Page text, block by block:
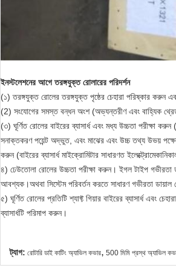
ইনস্টলেশনের আগে তরঙ্গযুক্ত রোলারের পরিদর্শন
(১) তরঙ্গযুক্ত রোলের তরঙ্গযুক্ত পৃষ্ঠের চেহারা পরিষ্কার করুন
(2) সংযোগের সমস্ত বন্ধন অংশ (অভ্যন্তরীণ এবং বাহ্যিক
(৩) ঘূর্ণিত রোলের বাইরের ব্যাসার্ধ এবং মধ্য উচ্চতা পরীক্ষা
সনাক্তকরণ পয়েন্ট অদ্ভুত, এবং মাঝের এবং উচ্চ তথ্য উভয় পক্ষের
করুন (বাইরের ব্যাসার্ধ মাইক্রোমিটার সাধারণত
৪) ঢেউতোলা রোলের উচ্চতা পরীক্ষা করুন। ইগল টাইপ গভীরতা
আবশ্যক।অথবা সিস্টেম পরিবর্তন করতে সাধারণ গভীরতা ডায়াল
৫) ঘূর্ণিত রোলের প্রতিটি শ্যাফ্ট গিয়ার বাইরের ব্যাসার্ধ এবং
ব্যাসার্ধটি পরিমাপ করুন।
ট্যাগ: রোটারি ডাই কাটিং অ্যাভিল কভার, 500 মিমি প্রস্থ অ্যাভিল